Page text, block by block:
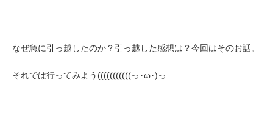
なぜ急に引っ越したのか？引っ越した感想は？今回はそのお話。
それでは行ってみよう(((((((((((っ･ω･)っ